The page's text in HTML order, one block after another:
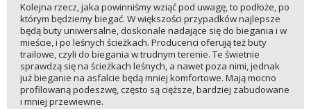
Kolejna rzecz, jaka powinniśmy wziąć pod uwagę, to podłoże, po
którym będziemy biegać. W większości przypadków najlepsze
będą buty uniwersalne, doskonale nadające się do biegania i w
mieście, i po leśnych ścieżkach. Producenci oferują też buty
trailowe, czyli do biegania w trudnym terenie. Te świetnie
sprawdzą się na ścieżkach leśnych, a nawet poza nimi, jednak
już bieganie na asfalcie będą mniej komfortowe. Mają mocno
profilowaną podeszwę, często są cięższe, bardziej zabudowane
i mniej przewiewne.